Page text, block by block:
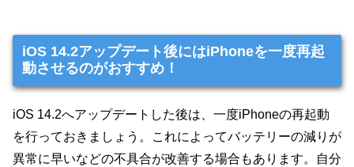
iOS 14.2アップデート後にはiPhoneを一度再起
動させるのがおすすめ！
iOS 14.2へアップデートした後は、一度iPhoneの再起動
を行っておきましょう。これによってバッテリーの減りが
異常に早いなどの不具合が改善する場合もあります。自分